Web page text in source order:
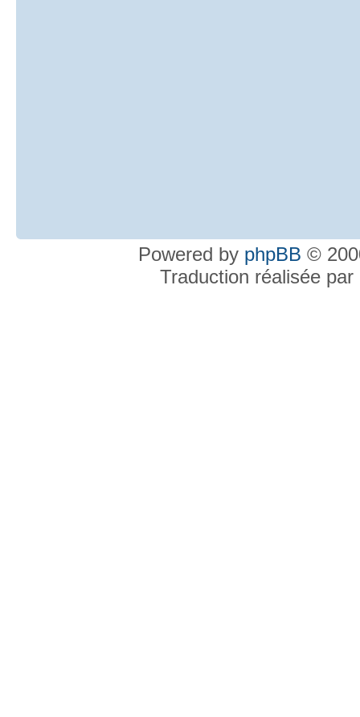
Powered by phpBB ©
Traduction réalisée par